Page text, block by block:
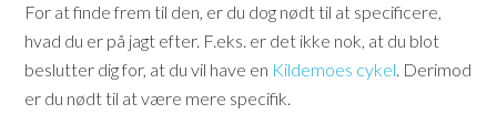
For at finde frem til den, er du dog nødt til at specificere,
hvad du er på jagt efter. F.eks. er det ikke nok, at du blot
beslutter dig for, at du vil have en Kildemoes cykel. Derimod
er du nødt til at være mere specifik.